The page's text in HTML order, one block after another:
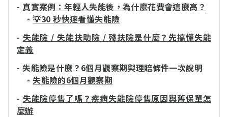
-真實案例：年輕人失能後，為什麼花費會這麼高？
-💡30 秒快速看懂失能險
- 失能險 / 失能扶助險 / 殘扶險是什麼？先搞懂失能
定義
-失能險是什麼？6個月觀察期與理賠條件一次說明
-失能險的6個月觀察期
- 失能險停售了嗎？疾病失能險停售原因與舊保單怎
麼辦